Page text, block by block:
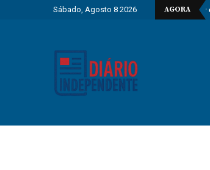
Sábado, Agosto 8 2026 AGORA
60 mil estrangeiros em situação irregular desde